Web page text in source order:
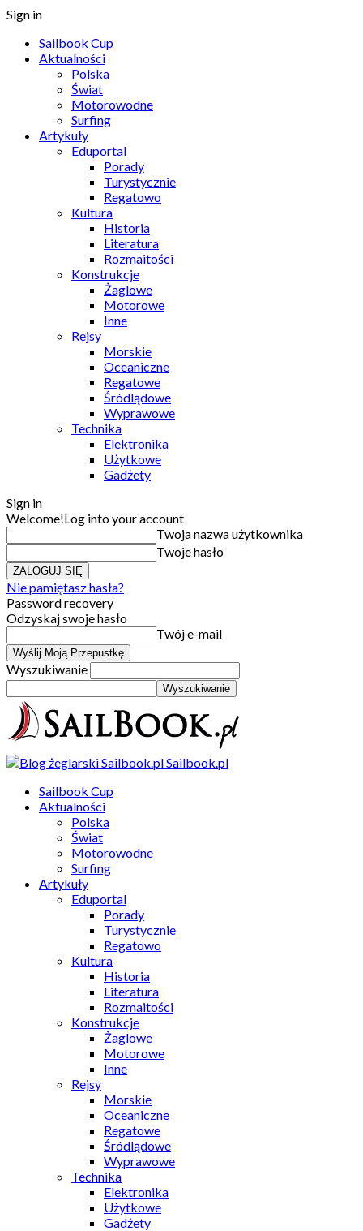
Sign in
Sailbook Cup
Aktualności
Polska
Świat
Motorowodne
Surfing
Artykuły
Eduportal
Porady
Turystycznie
Regatowo
Kultura
Historia
Literatura
Rozmaitości
Konstrukcje
Żaglowe
Motorowe
Inne
Rejsy
Morskie
Oceaniczne
Regatowe
Śródlądowe
Wyprawowe
Technika
Elektronika
Użytkowe
Gadżety
Sign in
Welcome!Log into your account
Twoja nazwa użytkownika
Twoje hasło
Nie pamiętasz hasła?
Password recovery
Odzyskaj swoje hasło
Twój e-mail
Wyszukiwanie
Sailbook.pl
Sailbook Cup
Aktualności
Polska
Świat
Motorowodne
Surfing
Artykuły
Eduportal
Porady
Turystycznie
Regatowo
Kultura
Historia
Literatura
Rozmaitości
Konstrukcje
Żaglowe
Motorowe
Inne
Rejsy
Morskie
Oceaniczne
Regatowe
Śródlądowe
Wyprawowe
Technika
Elektronika
Użytkowe
Gadżety